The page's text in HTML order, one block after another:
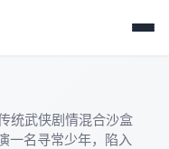
统武侠剧情混合沙盒
一名寻常少年，陷入